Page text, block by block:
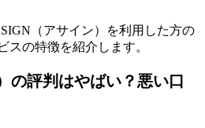
（アサイン）を利用した方の
スの特徴を紹介します。
の評判はやばい？悪い口